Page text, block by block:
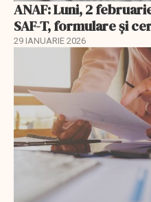
ANAF: Luni, 2
SAF-T, formulare și
29 IANUARIE 2026